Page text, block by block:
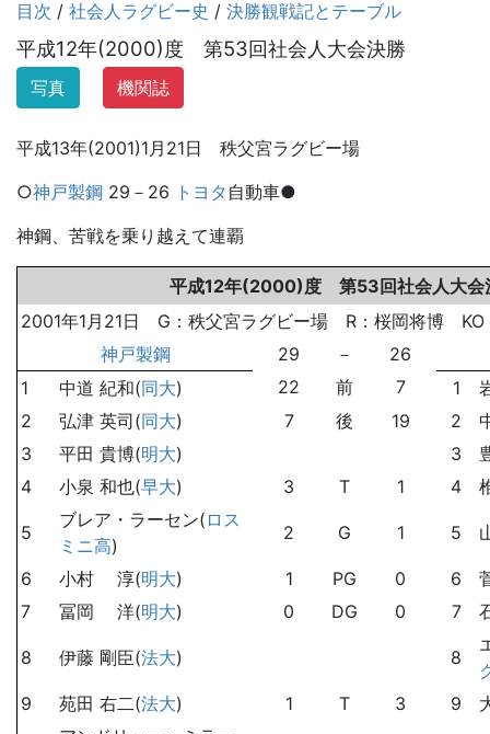
目次 / 社会人ラグビー史 / 決勝観戦記とテーブル
平成12年(2000)度 第53回社会人大会決勝
写真 機関誌
平成13年(2001)1月21日 秩父宮ラグビー場
○神戸製鋼 29－26 トヨタ 自動車●
神鋼、苦戦を乗り越えて連覇
平成12年(2000)度 第53回社会人大会
2001年1月21日 G：秩父宮ラグビー場 R：桜岡将博 KO
神戸製鋼
29 －
26
1
中道 紀和(同大) 22 前 7 1
2
弘津 英司(同大) 7 後 19 2
3
平田 貴博(明大) 3
4
小泉 和也(早大) 3 T 1 4
5
ブレア・ラーセン( ロス
ミニ高)
2 G 1 5
6 小村 淳(明大) 1 PG 0 6
7
冨岡 洋(明大) 0 DG 0 7
8 伊藤 剛臣(法大) 8
9
苑田 右二(法大) 1 T 3 9